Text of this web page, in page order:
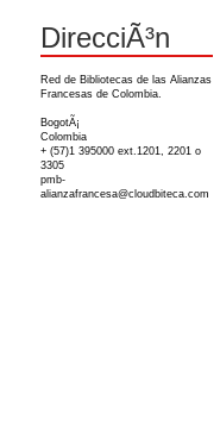
DirecciÃ³n
Red de Bibliotecas de las Alianzas
Francesas de Colombia.
BogotÃ¡
Colombia
+ (57)1 395000 ext.1201, 2201 o
3305
pmb-
alianzafrancesa@cloudbiteca.com